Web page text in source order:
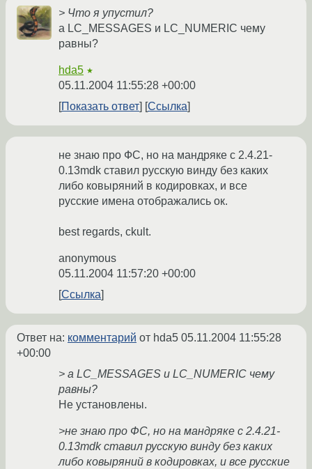
> Что я упустил?
а LC_MESSAGES и LC_NUMERIC чему
равны?
hda5 ★
05.11.2004 11:55:28 +00:00
Показать ответ
Ссылка
не знаю про ФС, но на мандряке с 2.4.21-
0.13mdk ставил русскую винду без каких
либо ковыряний в кодировках, и все
русские имена отображались ок.
best regards, ckult.
anonymous
05.11.2004 11:57:20 +00:00
Ссылка
Ответ на: комментарий от hda5 05.11.2004 11:55:28
+00:00
> а LC_MESSAGES и LC_NUMERIC чему
равны?
Не установлены.
>не знаю про ФС, но на мандряке с 2.4.21-
0.13mdk ставил русскую винду без каких
либо ковыряний в кодировках, и все русские